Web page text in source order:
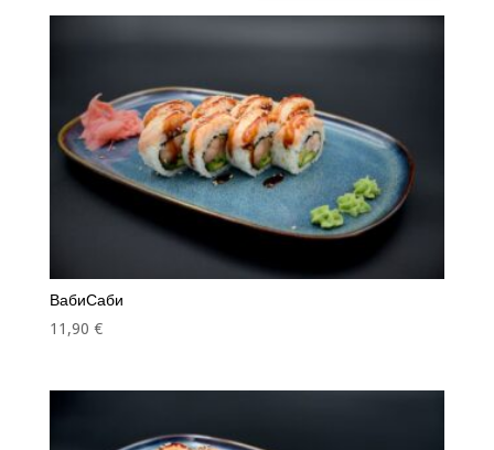
ВабиСаби
11,90€